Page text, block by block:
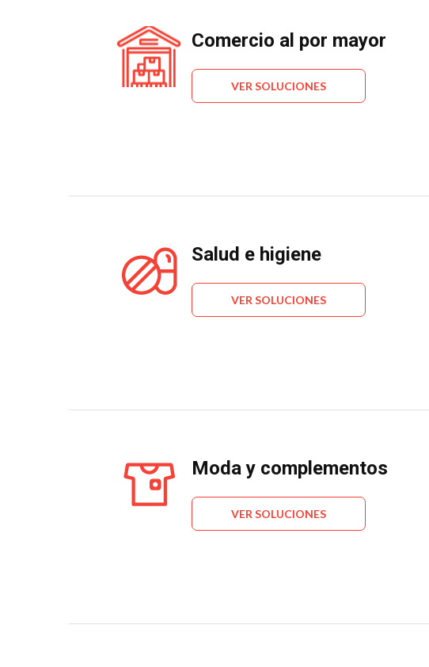
Comercio al por mayor
VER SOLUCIONES
Salud e higiene
VER SOLUCIONES
Moda y complementos
VER SOLUCIONES